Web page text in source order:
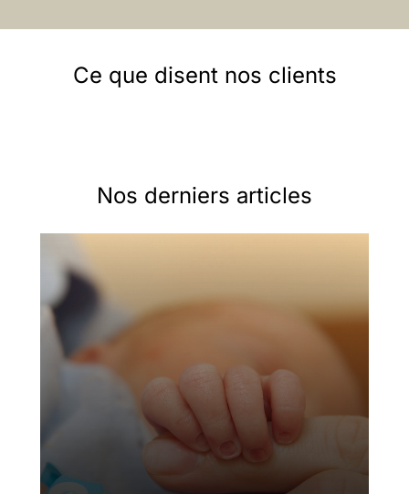
Ce que disent nos clients
Nos derniers articles